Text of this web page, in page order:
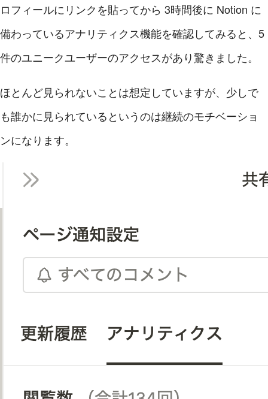
ロフィールにリンクを貼ってから 3時間後に Notion に
備わっているアナリティクス機能を確認してみると、5
件のユニークユーザーのアクセスがあり驚きました。
ほとんど見られないことは想定していますが、少しで
も誰かに見られているというのは継続のモチベーショ
ンになります。